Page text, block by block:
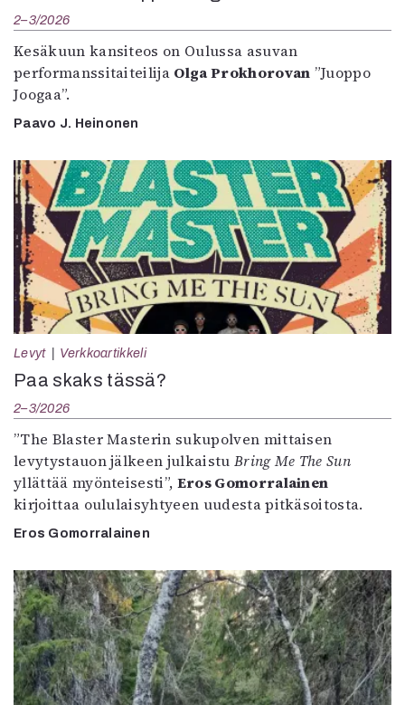
2–3/2026
Kesäkuun kansiteos on Oulussa asuvan
performanssitaiteilija Olga Prokhorovan ”Juoppo
Joogaa”.
Paavo J. Heinonen
Levyt Verkkoartikkeli
Paa skaks tässä?
2–3/2026
”The Blaster Masterin sukupolven mittaisen
levytystauon jälkeen julkaistu Bring Me The Sun
yllättää myönteisesti”, Eros Gomorralainen
kirjoittaa oululaisyhtyeen uudesta pitkäsoitosta.
Eros Gomorralainen